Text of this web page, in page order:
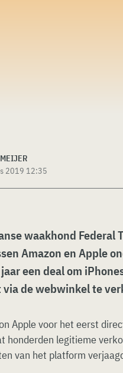
2019 12:35
waakhond Federal
Amazon en Apple
een deal om
de webwinkel te
Apple voor het eerst
honderden legitieme
van het platform